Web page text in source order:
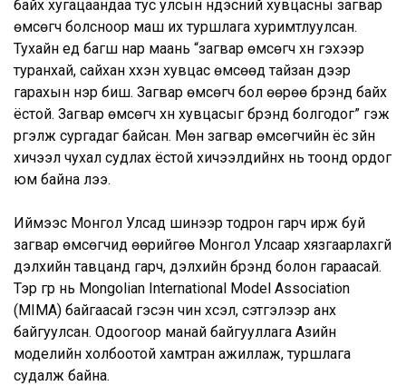
байх хугацаандаа тус улсын үндэсний хувцасны загвар
өмсөгч болсноор маш их туршлага хуримтлуулсан.
Тухайн үед багш нар маань “загвар өмсөгч хүн гэхээр
туранхай, сайхан хүүхэн хувцас өмсөөд тайзан дээр
гарахын нэр биш. Загвар өмсөгч бол өөрөө брэнд байх
ёстой. Загвар өмсөгч хүн хувцасыг брэнд болгодог” гэж
үргэлж сургадаг байсан. Мөн загвар өмсөгчийн ёс зүйн
хичээл чухал судлах ёстой хичээлүүдийнх нь тоонд ордог
юм байна лээ.
Иймээс Монгол Улсад шинээр тодрон гарч ирж буй
загвар өмсөгчид өөрийгөө Монгол Улсаар хязгаарлахгүй
дэлхийн тавцанд гарч, дэлхийн брэнд болон гараасай.
Тэр гүүр нь Моngolian International Model Association
(MIMA) байгаасай гэсэн чин хүсэл, сэтгэлээр анх
байгуулсан. Одоогоор манай байгууллага Азийн
моделийн холбоотой хамтран ажиллаж, туршлага
судалж байна.